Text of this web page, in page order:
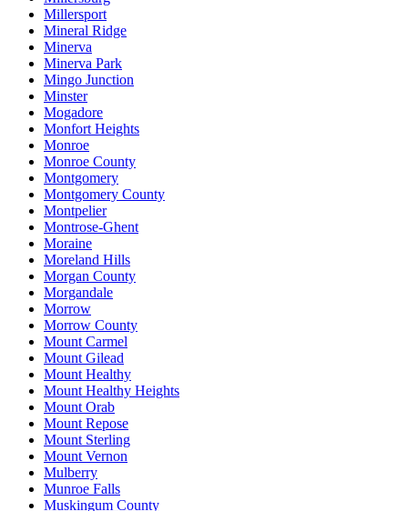
Millersport
Mineral Ridge
Minerva
Minerva Park
Mingo Junction
Minster
Mogadore
Monfort Heights
Monroe
Monroe County
Montgomery
Montgomery County
Montpelier
Montrose-Ghent
Moraine
Moreland Hills
Morgan County
Morgandale
Morrow
Morrow County
Mount Carmel
Mount Gilead
Mount Healthy
Mount Healthy Heights
Mount Orab
Mount Repose
Mount Sterling
Mount Vernon
Mulberry
Munroe Falls
Muskingum County